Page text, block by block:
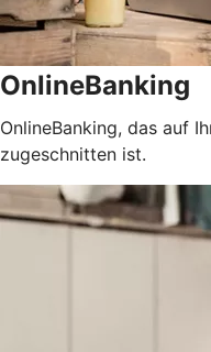
OnlineBanking
OnlineBanking, das auf
zugeschnitten ist.